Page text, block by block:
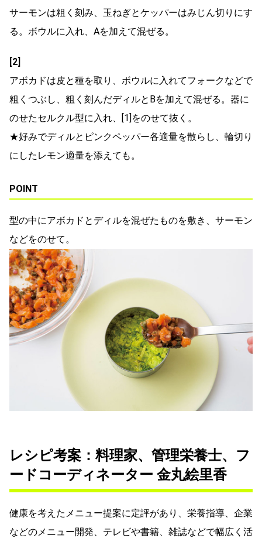
サーモンは粗く刻み、玉ねぎとケッパーはみじん切りにす
る。ボウルに入れ、Aを加えて混ぜる。
[2]
アボカドは皮と種を取り、ボウルに入れてフォークなどで
粗くつぶし、粗く刻んだディルとBを加えて混ぜる。器に
のせたセルクル型に入れ、[1]をのせて抜く。
★好みでディルとピンクペッパー各適量を散らし、輪切り
にしたレモン適量を添えても。
POINT
型の中にアボカドとディルを混ぜたものを敷き、サーモン
などをのせて。
レシピ考案：料理家、管理栄養士、フ
ードコーディネーター 金丸絵里香
健康を考えたメニュー提案に定評があり、栄養指導、企業
などのメニュー開発、テレビや書籍、雑誌などで幅広く活